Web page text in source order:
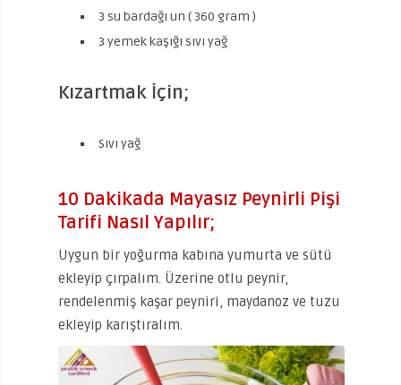
3 su bardağı un ( 360 gram )
3 yemek kaşığı sıvı yağ
Kızartmak İçin;
Sıvı yağ
10 Dakikada Mayasız Peynirli Pişi
Tarifi Nasıl Yapılır;
Uygun bir yoğurma kabına yumurta ve sütü
ekleyip çırpalım. Üzerine otlu peynir,
rendelenmiş kaşar peyniri, maydanoz ve tuzu
ekleyip karıştıralım.